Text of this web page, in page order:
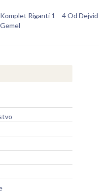
Komplet Riganti 1 – 4 Od Dejvid
Gemel